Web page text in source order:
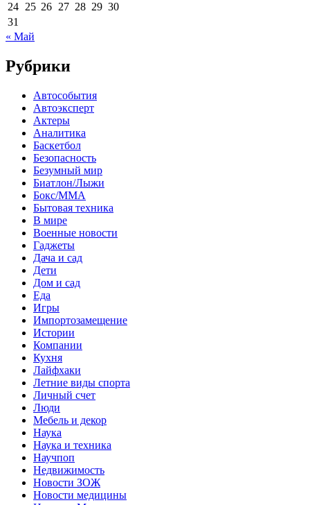
24 25 26 27 28 29 30
31
« Май
Рубрики
Автособытия
Автоэксперт
Актеры
Аналитика
Баскетбол
Безопасность
Безумный мир
Биатлон/Лыжи
Бокс/MMA
Бытовая техника
В мире
Военные новости
Гаджеты
Дача и сад
Дети
Дом и сад
Еда
Игры
Импортозамещение
Истории
Компании
Кухня
Лайфхаки
Летние виды спорта
Личный счет
Люди
Мебель и декор
Наука
Наука и техника
Научпоп
Недвижимость
Новости ЗОЖ
Новости медицины